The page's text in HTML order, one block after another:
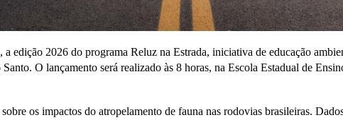
2026 do programa Reluz na Estrada, iniciativa de educação
O lançamento será realizado às 8 horas, na Escola Estadual de
os impactos do atropelamento de fauna nas rodovias brasileiras.